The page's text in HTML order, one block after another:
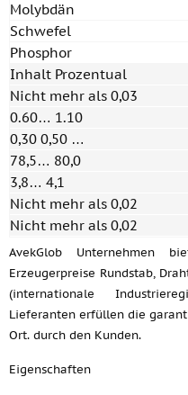
Molybdän
Schwefel
Phosphor
Inhalt Prozentual
Nicht mehr als 0,03
0.60… 1.10
0,30 0,50 …
78,5… 80,0
3,8… 4,1
Nicht mehr als 0,02
Nicht mehr als 0,02
AvekGlob Unternehmen
Erzeugerpreise Rundstab,
(internationale
Lieferanten erfüllen die
Ort. durch den Kunden.
Eigenschaften